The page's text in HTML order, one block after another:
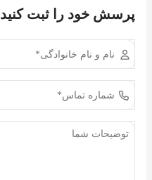
پرسش خود را ثبت کنید